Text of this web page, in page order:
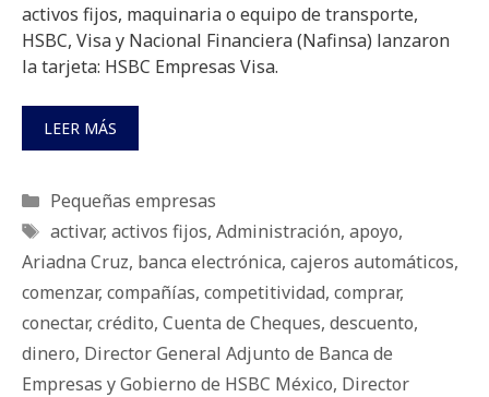
activos fijos, maquinaria o equipo de transporte,
HSBC, Visa y Nacional Financiera (Nafinsa) lanzaron
la tarjeta: HSBC Empresas Visa.
LEER MÁS
Categorías
Pequeñas empresas
Etiquetas
activar, activos fijos, Administración, apoyo,
Ariadna Cruz, banca electrónica, cajeros automáticos,
comenzar, compañías, competitividad, comprar,
conectar, crédito, Cuenta de Cheques, descuento,
dinero, Director General Adjunto de Banca de
Empresas y Gobierno de HSBC México, Director